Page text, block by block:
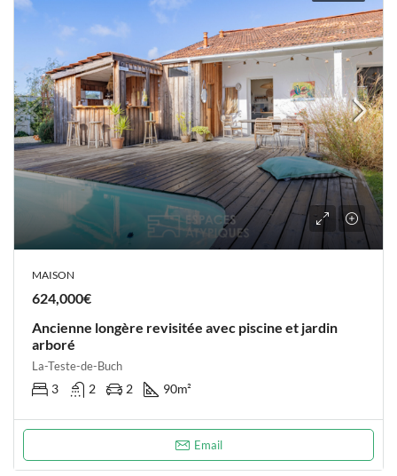
MAISON
624,000€
Ancienne longère revisitée avec piscine et jardin
arboré
La-Teste-de-Buch
3 2 2 90m²
Email